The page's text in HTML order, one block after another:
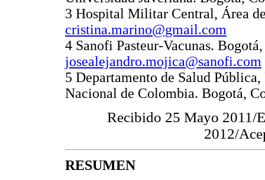
3 Hospital Militar Central, Área
cristina.marino@gmail.com
4 Sanofi Pasteur-Vacunas.
josealejandro.mojica@sanofi.com
5 Departamento de Salud
Nacional de Colombia. Bogotá,
Recibido 25 Mayo 2011/
2012/
RESUMEN